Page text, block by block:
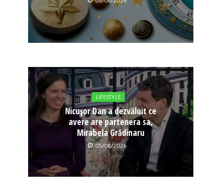
LIFESTYLE
Nicușor Dan a dezvăluit ce
avere are partenera sa,
Mirabela Grădinaru
05/08/2026